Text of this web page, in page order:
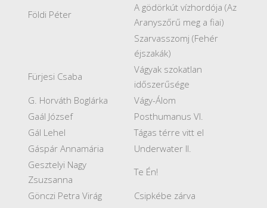
Földi Péter
A gödörkút vízhordója (Az
Aranyszőrű meg a fiai)
Szarvasszomj (Fehér
éjszakák)
Fürjesi Csaba
Vágyak szokatlan
időszerűsége
G. Horváth Boglárka
Vágy-Álom
Gaál József
Posthumanus VI.
Gál Lehel
Tágas térre vitt el
Gáspár Annamária
Underwater II.
Gesztelyi Nagy
Zsuzsanna
Te Én!
Gönczi Petra Virág
Csipkébe zárva